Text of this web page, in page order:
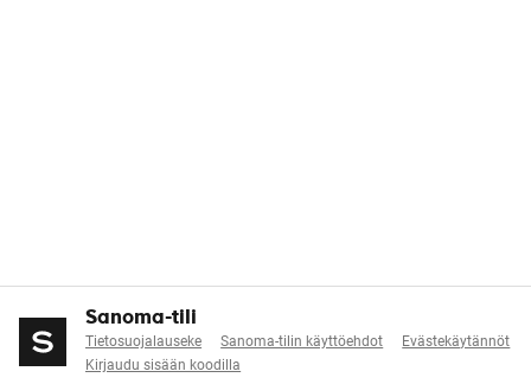
Sanoma-tili
Tietosuojalauseke Sanoma-tilin käyttöehdot
Evästekäytännöt
Kirjaudu sisään koodilla